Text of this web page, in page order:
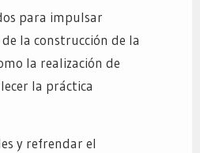
para impulsar
la construcción de la
la realización de
la práctica
y refrendar el